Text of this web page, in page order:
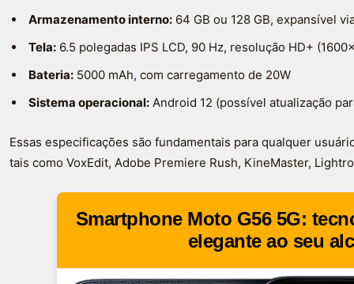
Armazenamento interno: 64 GB ou 128 GB, expansível
Tela: 6.5 polegadas IPS LCD, 90 Hz, resolução HD+
Bateria: 5000 mAh, com carregamento de 20W
Sistema operacional: Android 12 (possível atualização
Essas especificações são fundamentais para qualquer
tais como VoxEdit, Adobe Premiere Rush, KineMaster,
Smartphone Moto G56 5G:
elegante ao seu